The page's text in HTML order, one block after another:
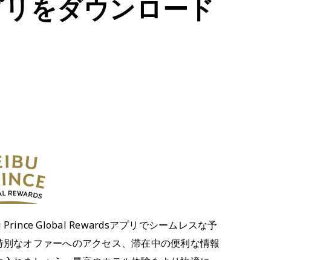
をダウンロード
Global Rewardsアプリでシームレスな予
別なオファーへのアクセス、滞在中の便利な情報